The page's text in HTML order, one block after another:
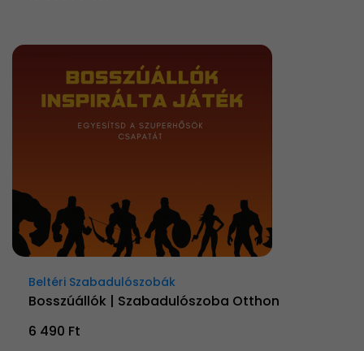
Beltéri Szabadulószobák
Bosszúállók | Szabadulószoba Otthon
6 490 Ft